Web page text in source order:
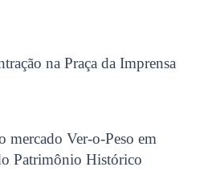
na Praça da Imprensa
Ver-o-Peso em
Patrimônio Histórico